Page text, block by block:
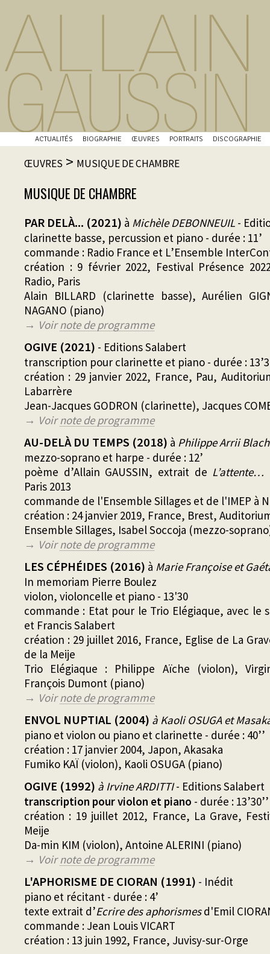
ACTUALITÉS BIOGRAPHIE ŒUVRES PORTRAITS DISCOGRAPHIE
ŒUVRES > MUSIQUE DE CHAMBRE
MUSIQUE DE CHAMBRE
PAR DELÀ... (2021) à Michèle DEBONNEUIL -
clarinette basse, percussion et piano - durée : 11’
commande : Radio France et L’Ensemble
création : 9 février 2022, Festival Présence
Radio, Paris
Alain BILLARD (clarinette basse), Aurélien
NAGANO (piano)
→ Voirnote de programme
OGIVE (2021) - Editions Salabert
transcription pour clarinette et piano - durée :
création : 29 janvier 2022, France, Pau,
Labarrère
Jean-Jacques GODRON (clarinette), Jacques
→ Voirnote de programme
AU-DELÀ DU TEMPS (2018) à Philippe Arrii
mezzo-soprano et harpe - durée : 12’
poème d’Allain GAUSSIN, extrait de L’attente…
Paris 2013
commande de l'Ensemble Sillages et de l'IMEP à
création : 24 janvier 2019, France, Brest,
Ensemble Sillages, Isabel Soccoja (mezzo-
→ Voirnote de programme
LES CÉPHÉIDES (2016) à Marie Françoise et
In memoriam Pierre Boulez
violon, violoncelle et piano - 13'30
commande : Etat pour le Trio Elégiaque, avec le
et Francis Salabert
création : 29 juillet 2016, France, Eglise de La
de la Meije
Trio Elégiaque : Philippe Aïche (violon),
François Dumont (piano)
→ Voirnote de programme
ENVOL NUPTIAL (2004) à Kaoli OSUGA et
piano et violon ou piano et clarinette - durée : 40’’
création : 17 janvier 2004, Japon, Akasaka
Fumiko KAÏ (violon), Kaoli OSUGA (piano)
OGIVE (1992) à Irvine ARDITTI- Editions Salabert
transcription pour violon et piano - durée : 13’30’’
création : 19 juillet 2012, France, La Grave,
Meije
Da-min KIM (violon), Antoine ALERINI (piano)
→ Voirnote de programme
L'APHORISME DE CIORAN (1991) - Inédit
piano et récitant - durée : 4’
texte extrait d’Ecrire des aphorismesd'Emil
commande : Jean Louis VICART
création : 13 juin 1992, France, Juvisy-sur-Orge